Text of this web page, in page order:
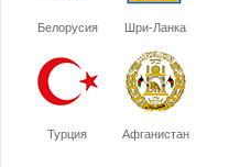
Белорусия Шри-Ланка
Турция Афганистан